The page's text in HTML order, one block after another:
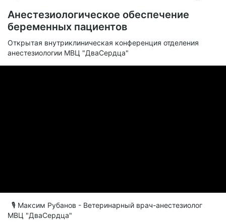
Анестезиологическое обеспечение
беременных пациентов
Открытая внутриклиническая конференция отделения
анестезиологии МВЦ "ДваСердца"
🎙 Максим Рубанов - Ветеринарный врач-анестезиолог
МВЦ "ДваСердца"